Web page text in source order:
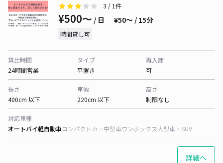
3 / 1件
¥500〜 / 日 ¥50〜 / 15分
時間貸し可
貸出時間
24時間営業
タイプ
平置き
再入庫
可
長さ
400cm 以下
車幅
220cm 以下
高さ
制限なし
対応車種
オートバイ軽自動車コンパクトカー中型車ワンボックス大型車・SUV
詳細へ